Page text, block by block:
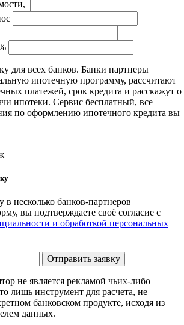
для всех банков. Банки партнеры
ипотечную программу, рассчитают
платежей, срок кредита и расскажут о
ипотеки. Сервис бесплатный, все
по оформлению ипотечного кредита вы
в несколько банков-партнеров
вы подтверждаете своё согласие с
и обработкой персональных
Отправить заявку
не является рекламой чьих-либо
лишь инструмент для расчета, не
банковском продукте, исходя из
данных.